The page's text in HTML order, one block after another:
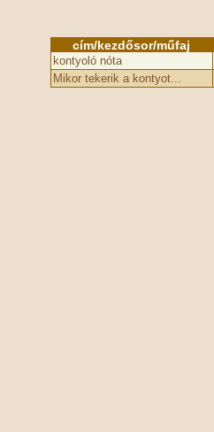
cím/kezdősor/műfaj
kontyoló nóta
Mikor tekerik a kontyot...